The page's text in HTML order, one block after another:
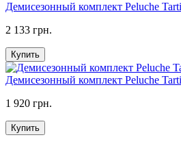
Демисезонный комплект Peluche
2 133 грн.
Купить
Демисезонный комплект Peluche
1 920 грн.
Купить